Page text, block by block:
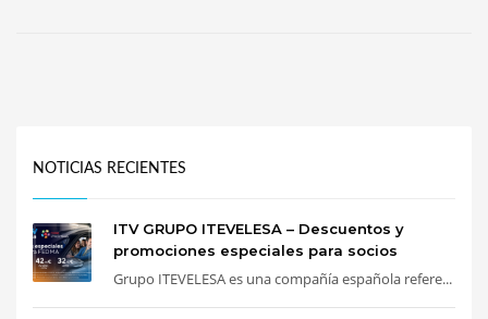
NOTICIAS RECIENTES
ITV GRUPO ITEVELESA – Descuentos y
promociones especiales para socios
Grupo ITEVELESA es una compañía española refere...